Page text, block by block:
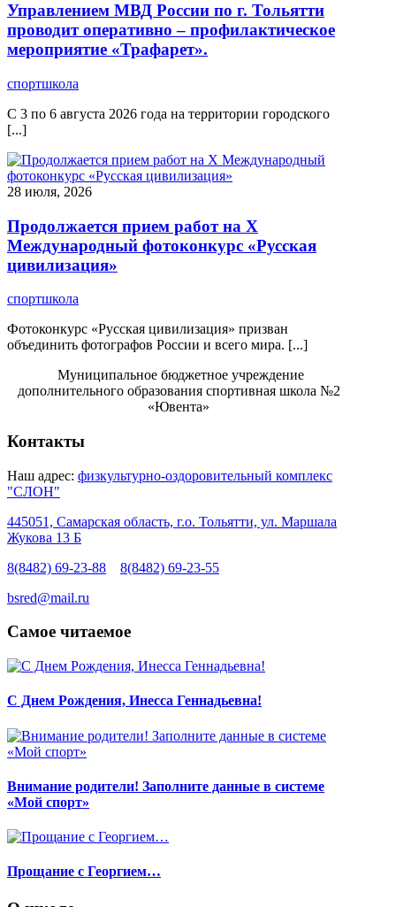
Управлением МВД России по г. Тольятти
проводит оперативно – профилактическое
мероприятие «Трафарет».
спортшкола
С 3 по 6 августа 2026 года на территории городского
[...]
28 июля, 2026
Продолжается прием работ на Х
Международный фотоконкурс «Русская
цивилизация»
спортшкола
Фотоконкурс «Русская цивилизация» призван
объединить фотографов России и всего мира. [...]
Муниципальное бюджетное учреждение
дополнительного образования спортивная школа №2
«Ювента»
Контакты
Наш адрес: физкультурно-оздоровительный комплекс
"СЛОН"
445051, Самарская область, г.о. Тольятти, ул. Маршала
Жукова 13 Б
8(8482) 69-23-88
8(8482) 69-23-55
bsred@mail.ru
Самое читаемое
С Днем Рождения, Инесса Геннадьевна!
Внимание родители! Заполните данные в системе
«Мой спорт»
Прощание с Георгием…